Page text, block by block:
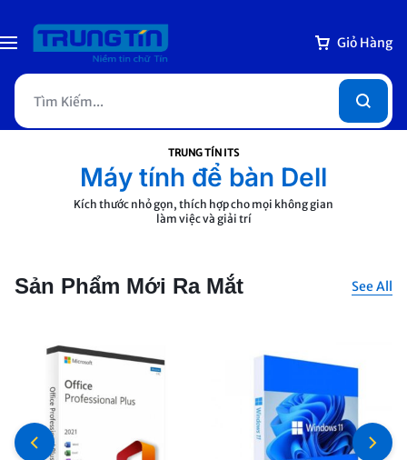
Giỏ Hàng
TRUNG TÍN ITS
Máy tính để bàn Dell
Kích thước nhỏ gọn, thích hợp cho mọi không gian
làm việc và giải trí
Sản Phẩm Mới Ra Mắt See All